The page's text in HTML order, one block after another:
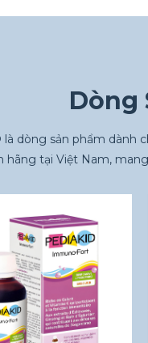
Dòng
dòng sản phẩm dành
hãng tại Việt Nam,